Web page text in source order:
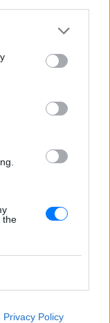
the
Privacy Policy
.
στο Instagram